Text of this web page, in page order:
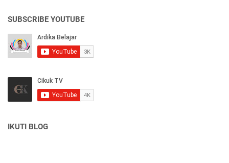
SUBSCRIBE YOUTUBE
IKUTI BLOG